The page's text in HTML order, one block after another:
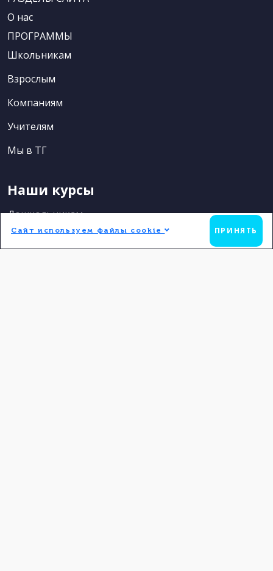
О нас
ПРОГРАММЫ
Школьникам
Взрослым
Компаниям
Учителям
Мы в ТГ
Наши курсы
Дошкольникам
Школьникам
Сайт используем файлы cookie ПРИНЯТЬ